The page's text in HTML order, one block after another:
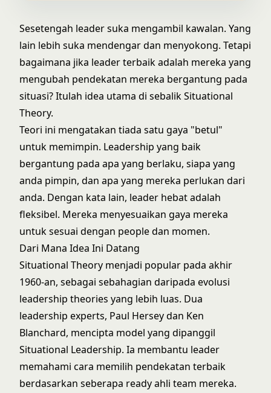
Sesetengah leader suka mengambil kawalan. Yang
lain lebih suka mendengar dan menyokong. Tetapi
bagaimana jika leader terbaik adalah mereka yang
mengubah pendekatan mereka bergantung pada
situasi? Itulah idea utama di sebalik Situational
Theory.
Teori ini mengatakan tiada satu gaya "betul"
untuk memimpin. Leadership yang baik
bergantung pada apa yang berlaku, siapa yang
anda pimpin, dan apa yang mereka perlukan dari
anda. Dengan kata lain, leader hebat adalah
fleksibel. Mereka menyesuaikan gaya mereka
untuk sesuai dengan people dan momen.
Dari Mana Idea Ini Datang
Situational Theory menjadi popular pada akhir
1960-an, sebagai sebahagian daripada evolusi
leadership theories yang lebih luas. Dua
leadership experts, Paul Hersey dan Ken
Blanchard, mencipta model yang dipanggil
Situational Leadership. Ia membantu leader
memahami cara memilih pendekatan terbaik
berdasarkan seberapa ready ahli team mereka.